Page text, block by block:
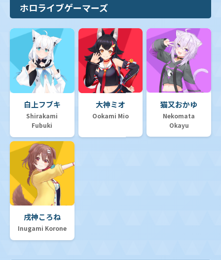
ホロライブゲーマーズ
白上フブキ
Shirakami
Fubuki
大神ミオ
Ookami Mio
猫又おかゆ
Nekomata
Okayu
戌神ころね
Inugami Korone